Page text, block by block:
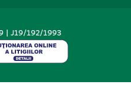
| J19/192/1993